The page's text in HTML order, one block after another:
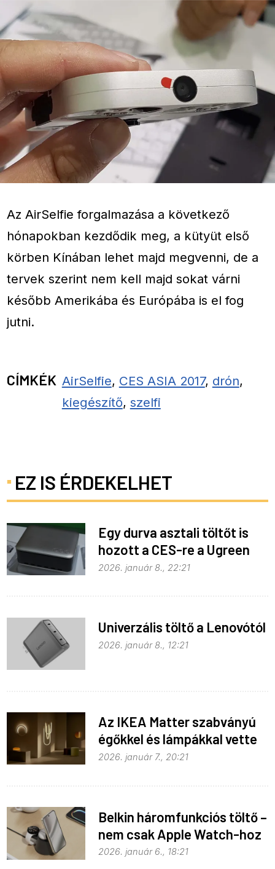
Az AirSelfie forgalmazása a következő
hónapokban kezdődik meg, a kütyüt első
körben Kínában lehet majd megvenni, de a
tervek szerint nem kell majd sokat várni
később Amerikába és Európába is el fog
jutni.
CÍMKÉK AirSelfie, CES ASIA 2017, drón,
kiegészítő, szelfi
EZ IS ÉRDEKELHET
Egy durva asztali töltőt is
hozott a CES-re a Ugreen
2026. január 8., 22:21
Univerzális töltő a Lenovótól
2026. január 8., 12:21
Az IKEA Matter szabványú
égőkkel és lámpákkal vette
be Las Vegast
2026. január 7., 20:21
Belkin háromfunkciós töltő –
nem csak Apple Watch-hoz
2026. január 6., 18:21